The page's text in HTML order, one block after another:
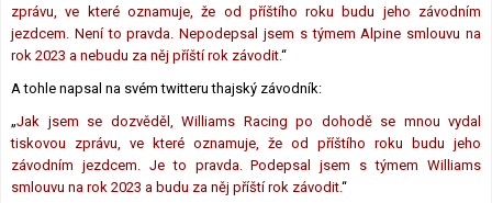
zprávu, ve které oznamuje, že od příštího roku budu jeho závodním
jezdcem. Není to pravda. Nepodepsal jsem s týmem Alpine smlouvu na
rok 2023 a nebudu za něj příští rok závodit.“
A tohle napsal na svém twitteru thajský závodník:
„Jak jsem se dozvěděl, Williams Racing po dohodě se mnou vydal
tiskovou zprávu, ve které oznamuje, že od příštího roku budu jeho
závodním jezdcem. Je to pravda. Podepsal jsem s týmem Williams
smlouvu na rok 2023 a budu za něj příští rok závodit.“